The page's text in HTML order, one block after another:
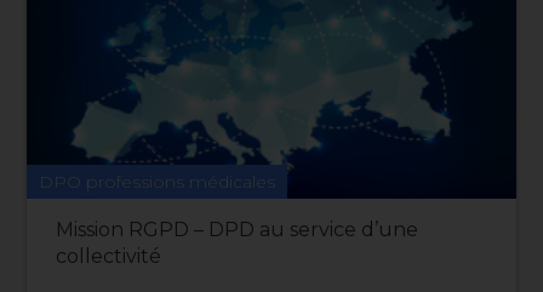
DPO professions médicales
Mission RGPD – DPD au service d’une
collectivité